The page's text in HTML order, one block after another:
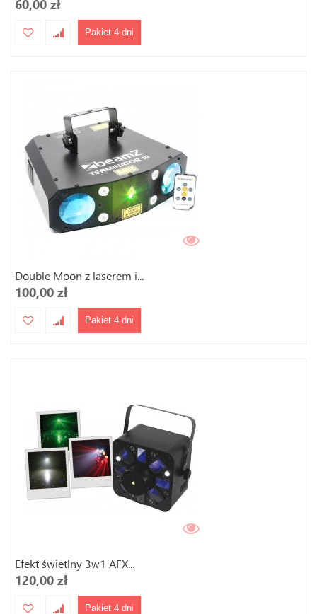
60,00 zł
Pakiet 4 dni
Double Moon z laserem i...
100,00 zł
Pakiet 4 dni
Efekt świetlny 3w1 AFX...
120,00 zł
Pakiet 4 dni